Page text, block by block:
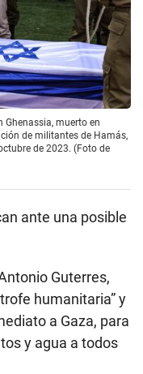
muerto en
de militantes de Hamás,
de 2023. (Foto de
ante una posible
Guterres,
humanitaria” y
a Gaza, para
y agua a todos